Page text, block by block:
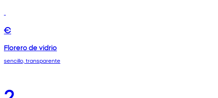
€
Florero de vidrio
sencillo, transparente